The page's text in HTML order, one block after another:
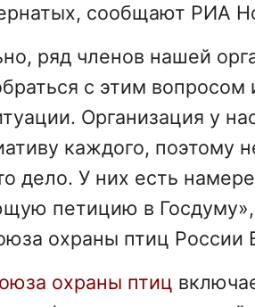
сообщают РИА
ряд членов нашей
с этим вопросом
Организация у
каждого, поэтому
дело. У них есть
петицию в
охраны птиц России
охраны птиц